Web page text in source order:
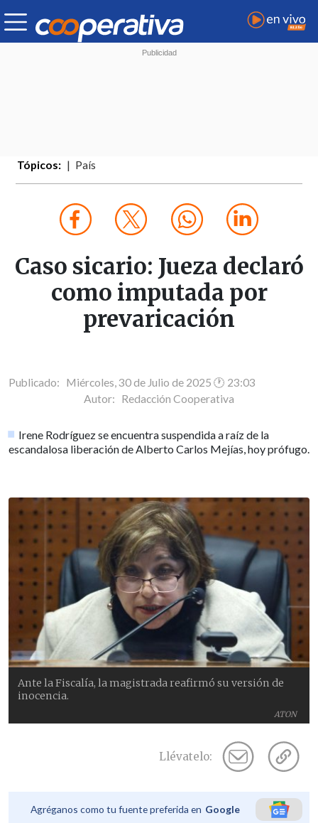
Tópicos: País
Caso sicario: Jueza declaró
como imputada por
prevaricación
Publicado: Miércoles, 30 de Julio de 2025 🕐 23:03
Autor: Redacción Cooperativa
Irene Rodríguez se encuentra suspendida a raíz de la
escandalosa liberación de Alberto Carlos Mejías, hoy prófugo.
ATON
Ante la Fiscalía, la magistrada reafirmó su versión de
inocencia.
Llévatelo:
Agréganos como tu fuente preferida en Google